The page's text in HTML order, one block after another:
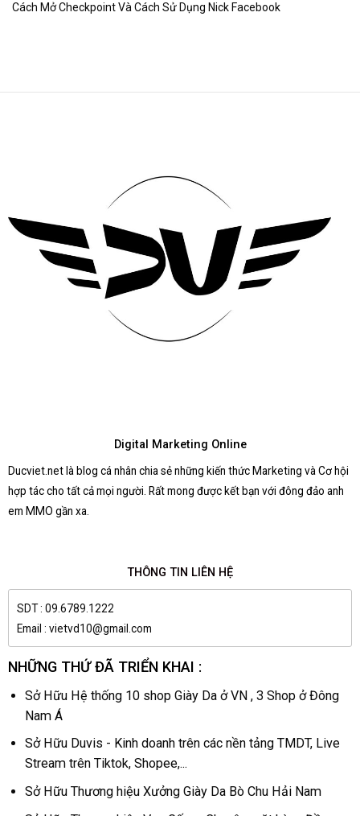
Cách Mở Checkpoint Và Cách Sử Dụng Nick Facebook
Digital Marketing Online
Ducviet.net là blog cá nhân chia sẻ những kiến thức Marketing và Cơ hội
hợp tác cho tất cả mọi người. Rất mong được kết bạn với đông đảo anh
em MMO gần xa.
THÔNG TIN LIÊN HỆ
SDT : 09.6789.1222
Email : vietvd10@gmail.com
NHỮNG THỨ ĐÃ TRIỂN KHAI :
Sở Hữu Hệ thống 10 shop Giày Da ở VN , 3 Shop ở Đông
Nam Á
Sở Hữu Duvis - Kinh doanh trên các nền tảng TMDT, Live
Stream trên Tiktok, Shopee,...
Sở Hữu Thương hiệu Xưởng Giày Da Bò Chu Hải Nam